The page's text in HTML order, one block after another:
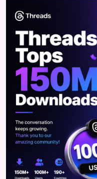
회원가입
서비스
API
이용약관
블로그